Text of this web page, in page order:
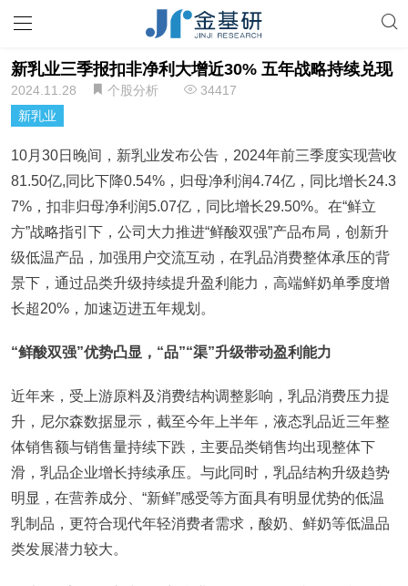
新乳业三季报扣非净利大增近30% 五年战略持续兑现
2024.11.28 个股分析
34417
新乳业
10月30日晚间，新乳业发布公告，2024年前三季度实现营收
81.50亿,同比下降0.54%，归母净利润4.74亿，同比增长24.3
7%，扣非归母净利润5.07亿，同比增长29.50%。在“鲜立
方”战略指引下，公司大力推进“鲜酸双强”产品布局，创新升
级低温产品，加强用户交流互动，在乳品消费整体承压的背
景下，通过品类升级持续提升盈利能力，高端鲜奶单季度增
长超20%，加速迈进五年规划。
“鲜酸双强”优势凸显，“品”“渠”升级带动盈利能力
近年来，受上游原料及消费结构调整影响，乳品消费压力提
升，尼尔森数据显示，截至今年上半年，液态乳品近三年整
体销售额与销售量持续下跌，主要品类销售均出现整体下
滑，乳品企业增长持续承压。与此同时，乳品结构升级趋势
明显，在营养成分、“新鲜”感受等方面具有明显优势的低温
乳制品，更符合现代年轻消费者需求，酸奶、鲜奶等低温品
类发展潜力较大。